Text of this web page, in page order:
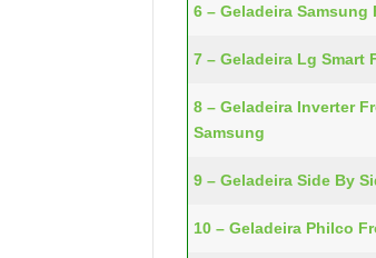
6 – Geladeira
7 – Geladeira Lg Smart
8 – Geladeira Inverter
Samsung
9 – Geladeira Side By
10 – Geladeira Philco